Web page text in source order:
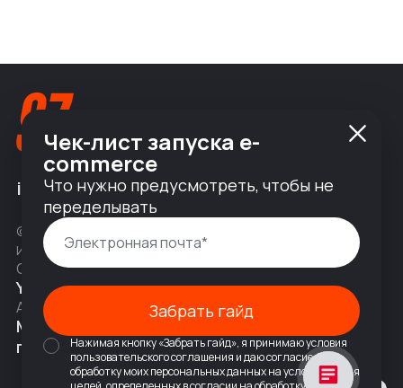
info@nineseven.ru
© 2010 — 2026 ООО «Найнсевен», УНП 191376768,
ИНН 9710142077, КПП 771001001, ОГРН 1247700831377
Соц сети
YouTubeНаписать в Telegram
Адрес
Москва, 2-я Тверская-Ямская 18,
помещ. 7/2
Чек-лист запуска e-
commerce
Что нужно предусмотреть, чтобы не
переделывать
Забрать гайд
Нажимая кнопку «Забрать гайд», я принимаю условия
пользовательского соглашения и даю согласие на
обработку моих персональных данных на условиях и для